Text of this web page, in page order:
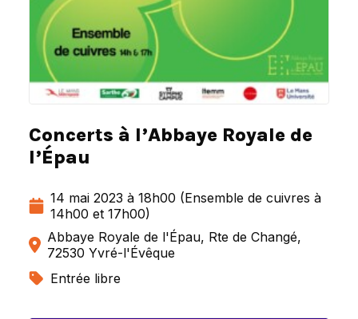
Concerts à l’Abbaye Royale de
l’Épau
14 mai 2023 à 18h00 (Ensemble de cuivres à
14h00 et 17h00)
Abbaye Royale de l'Épau, Rte de Changé,
72530 Yvré-l'Évêque
Entrée libre